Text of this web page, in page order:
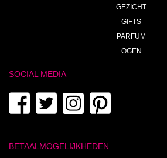
GEZICHT
GIFTS
PARFUM
OGEN
SOCIAL MEDIA
BETAALMOGELIJKHEDEN